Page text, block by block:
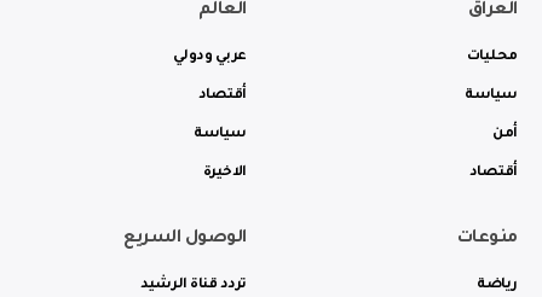
العراق
محليات
سياسة
أمن
أقتصاد
العالم
عربي ودولي
أقتصاد
سياسة
الاخيرة
منوعات
رياضة
الوصول السريع
تردد قناة الرشيد